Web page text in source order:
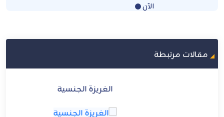
الآنLoading...
مقالات مرتبطة
الغريزة الجنسية